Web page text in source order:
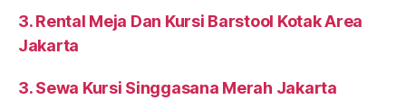
3. Rental Meja Dan Kursi Barstool Kotak Area
Jakarta
3. Sewa Kursi Singgasana Merah Jakarta